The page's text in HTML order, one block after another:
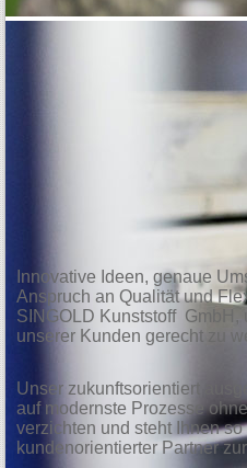
Innovative Ideen, genaue
Anspruch an Qualität und
SINGOLD Kunststoff GmbH,
unserer Kunden gerecht zu
Unser zukunftsorientiert
auf modernste Prozesse
verzichten und steht Ihnen
kundenorientierter Partner